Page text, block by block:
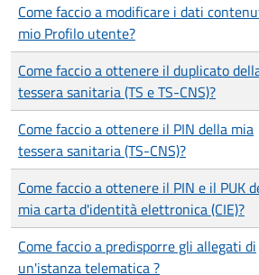
Come faccio a modificare i dati
mio Profilo utente?
Come faccio a ottenere il duplicato
tessera sanitaria (TS e TS-CNS)?
Come faccio a ottenere il PIN della mia
tessera sanitaria (TS-CNS)?
Come faccio a ottenere il PIN e il PUK
mia carta d'identità elettronica (CIE)?
Come faccio a predisporre gli allegati di
un'istanza telematica ?